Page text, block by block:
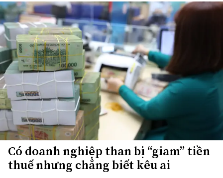
Có doanh nghiệp than bị “giam” tiền
thuế nhưng chẳng biết kêu ai